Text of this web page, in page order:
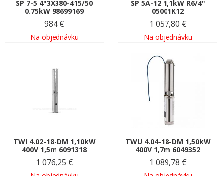
SP 7-5 4"3X380-415/50
0.75kW 98699169
984 €
Na objednávku
SP 5A-12 1,1kW R6/4"
05001K12
1 057,80 €
Na objednávku
TWI 4.02-18-DM 1,10kW
400V 1,5m 6091318
1 076,25 €
TWU 4.04-18-DM 1,50kW
400V 1,7m 6049352
1 089,78 €